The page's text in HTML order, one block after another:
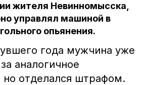
жителя Невинномысска,
управлял машиной в
опьянения.
года мужчина уже
аналогичное
но отделался штрафом.